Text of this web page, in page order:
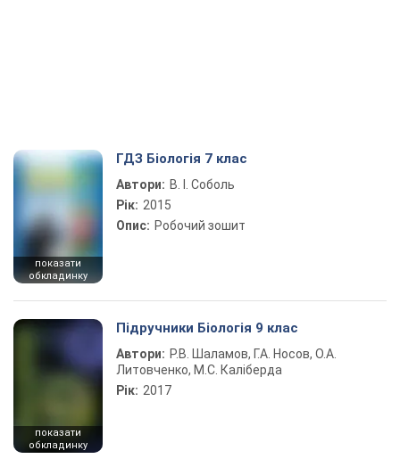
показати
обкладинку
ГДЗ Біологія 7 клас
Автори: В. І. Соболь
Рік: 2015
Опис: Робочий зошит
показати
обкладинку
Підручники Біологія 9 клас
Автори: Р.В. Шаламов, Г.А. Носов, О.А.
Литовченко, М.С. Каліберда
Рік: 2017